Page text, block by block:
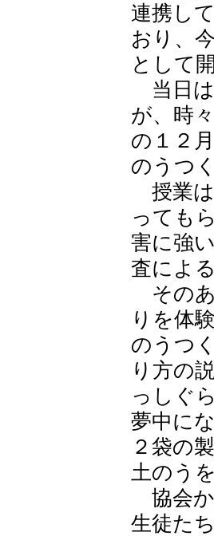
連携し
おり、
として
当日は
が、時
の１２
のうつ
授業は
っても
害に強
査によ
そのあ
りを体
のうつ
り方の
っしぐ
夢中に
２袋の
土のう
協会か
生徒た